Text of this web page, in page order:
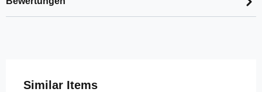
Produktgalerie überspringen
Similar Items